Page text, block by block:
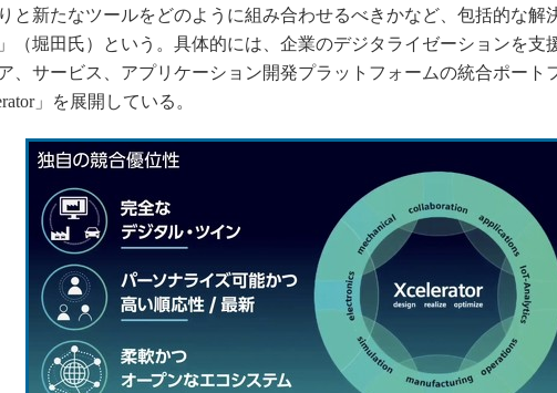
と新たなツールをどのように組み合わせるべきかなど、包括的な解
（堀田氏）という。具体的には、企業のデジタライゼーションを支
、サービス、アプリケーション開発プラットフォームの統合ポート
」を展開している。